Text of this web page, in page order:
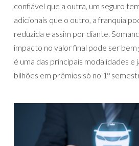
confiável que a outra, um seguro
adicionais que o outro, a franquia
reduzida e assim por diante.
impacto no valor final pode ser bem
é uma das principais modalidades e
bilhões em prêmios só no 1º